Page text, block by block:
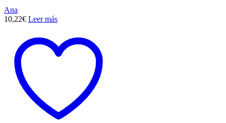
Ana
10,22€ Leer más